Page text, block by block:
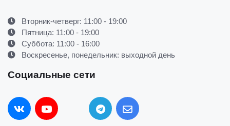
Вторник-четверг: 11:00 - 19:00
Пятница: 11:00 - 19:00
Суббота: 11:00 - 16:00
Воскресенье, понедельник: выходной день
Социальные сети